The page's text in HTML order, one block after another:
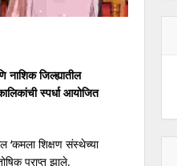
नाशिक जिल्ह्यातील
स्पर्धा आयोजित
‘कमला शिक्षण संस्थेच्या
प्राप्त झाले.